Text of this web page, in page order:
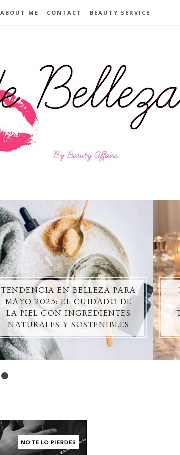
ABOUT ME CONTACT BEAUTY SERVICE
TENDENCIA EN BELLEZA PARA
MAYO 2025: EL CUIDADO DE
LA PIEL CON INGREDIENTES
NATURALES Y SOSTENIBLES